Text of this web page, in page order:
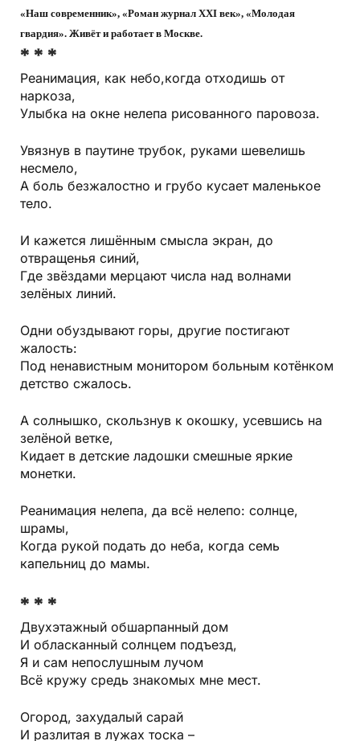
«Наш современник», «Роман журнал XXI век», «Молодая
гвардия». Живёт и работает в Москве.
* * *
Реанимация, как небо,когда отходишь от
наркоза,
Улыбка на окне нелепа рисованного паровоза.
Увязнув в паутине трубок, руками шевелишь
несмело,
А боль безжалостно и грубо кусает маленькое
тело.
И кажется лишённым смысла экран, до
отвращенья синий,
Где звёздами мерцают числа над волнами
зелёных линий.
Одни обуздывают горы, другие постигают
жалость:
Под ненавистным монитором больным котёнком
детство сжалось.
А солнышко, скользнув к окошку, усевшись на
зелёной ветке,
Кидает в детские ладошки смешные яркие
монетки.
Реанимация нелепа, да всё нелепо: солнце,
шрамы,
Когда рукой подать до неба, когда семь
капельниц до мамы.
* * *
Двухэтажный обшарпанный дом
И обласканный солнцем подъезд,
Я и сам непослушным лучом
Всё кружу средь знакомых мне мест.
Огород, захудалый сарай
И разлитая в лужах тоска –